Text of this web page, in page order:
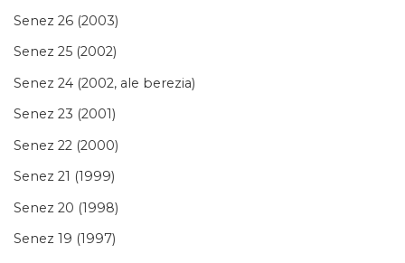
Senez 26 (2003)
Senez 25 (2002)
Senez 24 (2002, ale berezia)
Senez 23 (2001)
Senez 22 (2000)
Senez 21 (1999)
Senez 20 (1998)
Senez 19 (1997)